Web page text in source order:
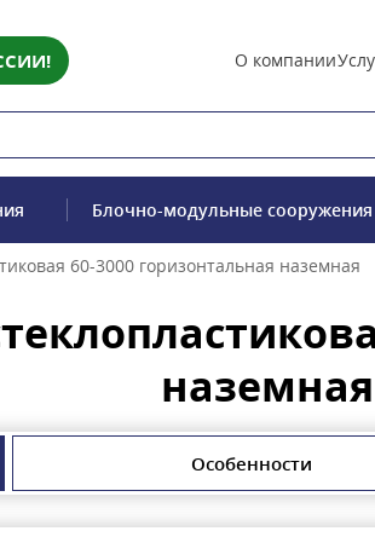
О компании
Блочно-модульные сооружения
60-3000 горизонтальная наземная
наземная
Особенности